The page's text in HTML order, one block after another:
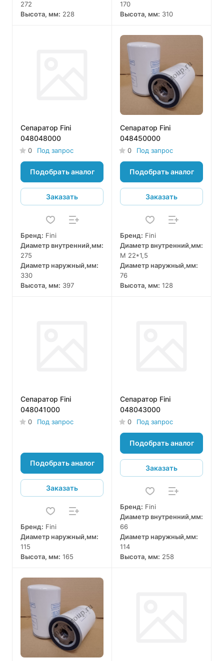
272
Высота, мм: 228
170
Высота, мм: 310
Сепаратор Fini
048048000
0 Под запрос
Подобрать аналог
Заказать
Бренд: Fini
Диаметр внутренний,мм:
275
Диаметр наружный,мм:
330
Высота, мм: 397
Сепаратор Fini
048450000
0 Под запрос
Подобрать аналог
Заказать
Бренд: Fini
Диаметр внутренний,мм:
M 22*1,5
Диаметр наружный,мм:
76
Высота, мм: 128
Сепаратор Fini
048041000
0 Под запрос
Подобрать аналог
Заказать
Бренд: Fini
Диаметр наружный,мм:
115
Высота, мм: 165
Сепаратор Fini
048043000
0 Под запрос
Подобрать аналог
Заказать
Бренд: Fini
Диаметр внутренний,мм:
66
Диаметр наружный,мм:
114
Высота, мм: 258